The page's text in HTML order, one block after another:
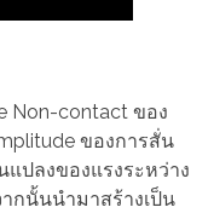
contact ของ
ของการสั่น
แปลงของแรงระหว่าง
กนั้นนำมาสร้างเป็น